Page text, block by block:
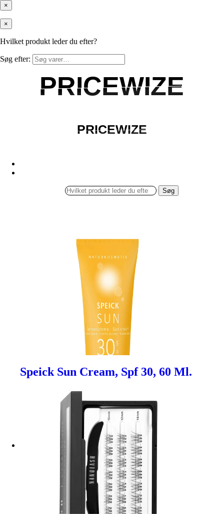
×
×
Hvilket produkt leder du efter?
Søg efter:
PRICEWIZE
PRICEWIZE
PRICEWIZE
PRICEWIZE
Søg
Speick Sun Cream, Spf 30, 60 Ml.